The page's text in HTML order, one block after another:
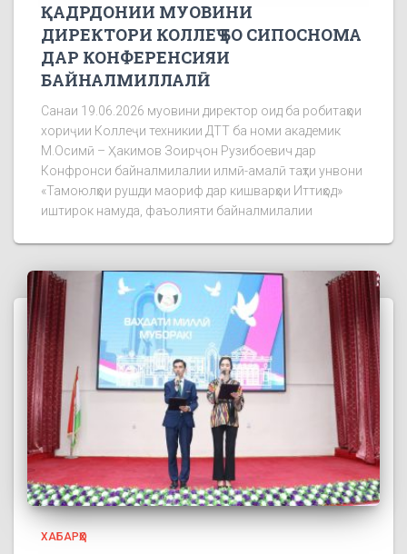
ҚАДРДОНИИ МУОВИНИ
ДИРЕКТОРИ КОЛЛЕҶ БО СИПОСНОМА
ДАР КОНФЕРЕНСИЯИ
БАЙНАЛМИЛЛАЛӢ
Санаи 19.06.2026 муовини директор оид ба робитаҳои
хориҷии Коллеҷи техникии ДТТ ба номи академик
М.Осимӣ – Ҳакимов Зоирҷон Рузибоевич дар
Конфронси байналмилалии илмӣ-амалӣ таҳти унвони
«Тамоюлҳои рушди маориф дар кишварҳои Иттиҳод»
иштирок намуда, фаъолияти байналмилалии
ХАБАРҲО